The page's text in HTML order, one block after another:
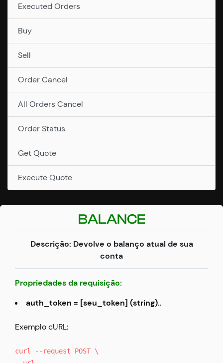
Executed Orders
Buy
Sell
Order Cancel
All Orders Cancel
Order Status
Get Quote
Execute Quote
BALANCE
Descrição: Devolve o balanço atual de sua
conta
Propriedades da requisição:
auth_token = [seu_token] (string)..
Exemplo cURL:
curl --request POST \